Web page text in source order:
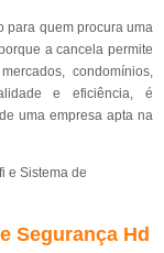
para quem procura uma
a cancela permite
condomínios,
e eficiência, é
uma empresa apta na
e Sistema de
Segurança Hd